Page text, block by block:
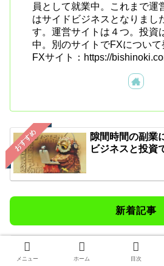
員として就業中。これまで運
はサイドビジネスとなりまし
す。運営サイトは４つ。投資
中。別のサイトでFXについて
FXサイト：https://
おすすめ
隙間時間の副業
ビジネスと投資
新着記事
サユリワールド
てきました
メニュー ホーム 目次